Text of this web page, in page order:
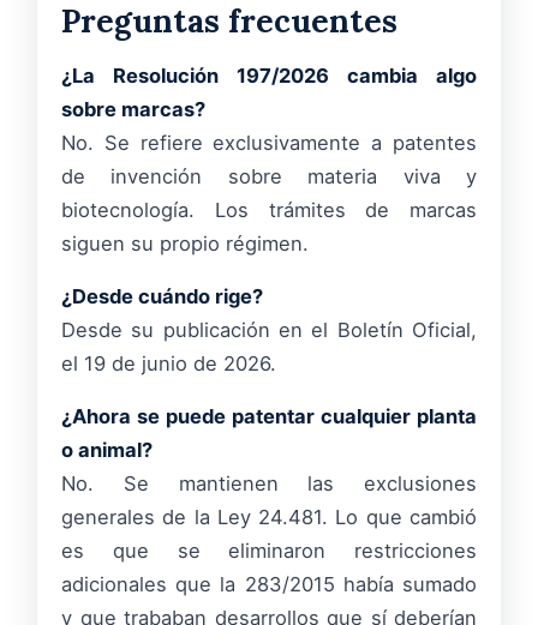
Preguntas frecuentes
¿La Resolución 197/2026 cambia algo
sobre marcas?
No. Se refiere exclusivamente a patentes
de invención sobre materia viva y
biotecnología. Los trámites de marcas
siguen su propio régimen.
¿Desde cuándo rige?
Desde su publicación en el Boletín Oficial,
el 19 de junio de 2026.
¿Ahora se puede patentar cualquier planta
o animal?
No. Se mantienen las exclusiones
generales de la Ley 24.481. Lo que cambió
es que se eliminaron restricciones
adicionales que la 283/2015 había sumado
y que trababan desarrollos que sí deberían